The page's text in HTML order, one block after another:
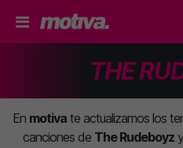
THE
En motivate actualizamos los
canciones de The Rudeboyzy